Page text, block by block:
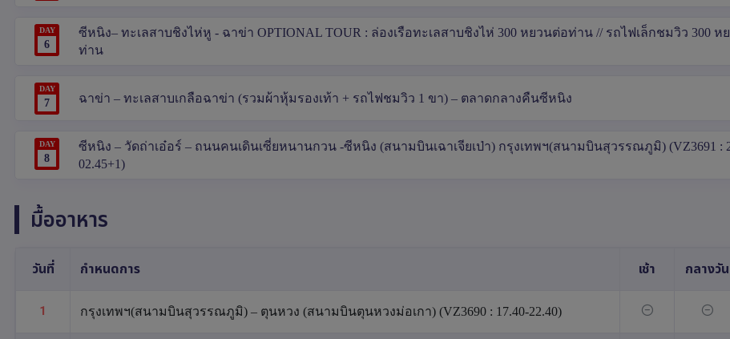
DAY
6
ซีหนิง– ทะเลสาบชิงไห่หู - ฉาข่า OPTIONAL TOUR : ล่องเรือทะเลสาบชิงไห่ 300 หยวนต่อท่าน // รถไฟเล็กชมวิว 300 ห
ท่าน
DAY
7 ฉาข่า – ทะเลสาบเกลือฉาข่า (รวมผ้าหุ้มรองเท้า + รถไฟชมวิว 1 ขา) – ตลาดกลางคืนซีหนิง
DAY
8
ซีหนิง – วัดถ่าเอ๋อร์ – ถนนคนเดินเซี่ยหนานกวน -ซีหนิง (สนามบินเฉาเจียเป่า) กรุงเทพฯ(สนามบินสุวรรณภูมิ) (VZ3691 :
02.45+1)
มื้ออาหาร
วันที่ กำหนดการ เช้า กลางวัน
1 กรุงเทพฯ(สนามบินสุวรรณภูมิ) – ตุนหวง (สนามบินตุนหวงม่อเกา) (VZ3690 : 17.40-22.40)